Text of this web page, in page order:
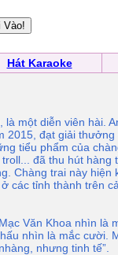
Hát Karaoke
một diễn viên hài.
2015, đạt giải thưởng
tiểu phẩm của
đã thu hút hàng
Chàng trai này hiện
các tỉnh thành trên cả
Văn Khoa nhìn là
nhìn là mắc cười.
nhưng tinh tế”.